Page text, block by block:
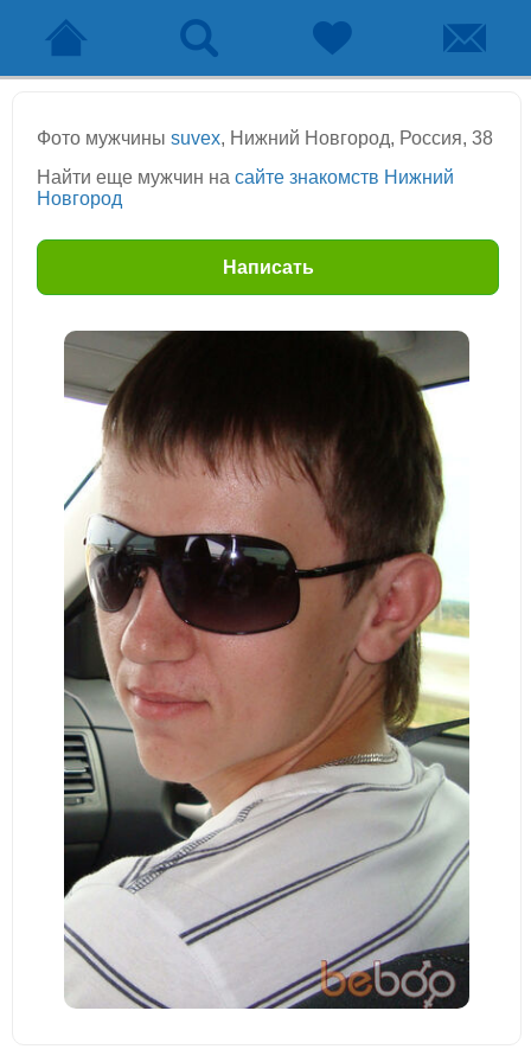
Фото мужчины suvex, Нижний Новгород, Россия, 38
Найти еще мужчин на сайте знакомств Нижний
Новгород
Написать